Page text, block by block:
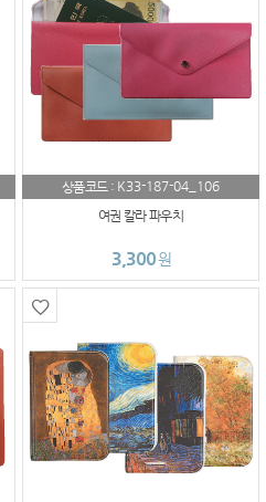
상품코드 : K33-187-04_106
여권 칼라 파우치
3,300원